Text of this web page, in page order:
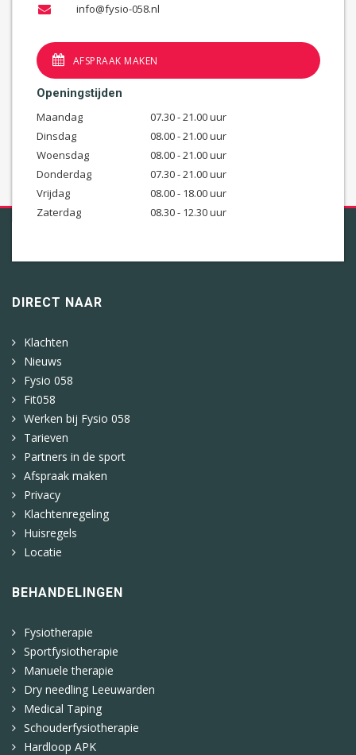
info@fysio-058.nl
AFSPRAAK MAKEN
Openingstijden
Maandag
07.30 - 21.00 uur
Dinsdag
08.00 - 21.00 uur
Woensdag
08.00 - 21.00 uur
Donderdag
07.30 - 21.00 uur
Vrijdag
08.00 - 18.00 uur
Zaterdag
08.30 - 12.30 uur
DIRECT NAAR
Klachten
Nieuws
Fysio 058
Fit058
Werken bij Fysio 058
Tarieven
Partners in de sport
Afspraak maken
Privacy
Klachtenregeling
Huisregels
Locatie
BEHANDELINGEN
Fysiotherapie
Sportfysiotherapie
Manuele therapie
Dry needling Leeuwarden
Medical Taping
Schouderfysiotherapie
Hardloop APK